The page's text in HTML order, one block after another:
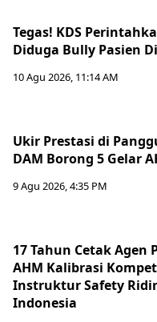
Tegas! KDS
Diduga Bully Pasien
10 Agu 2026, 11:14 AM
Ukir Prestasi di
DAM Borong 5 Gelar
9 Agu 2026, 4:35 PM
17 Tahun Cetak Agen
AHM Kalibrasi
Instruktur Safety
Indonesia